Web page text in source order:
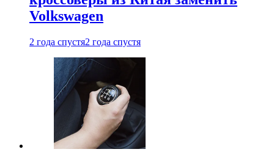
Volkswagen
2 года спустя2 года спустя